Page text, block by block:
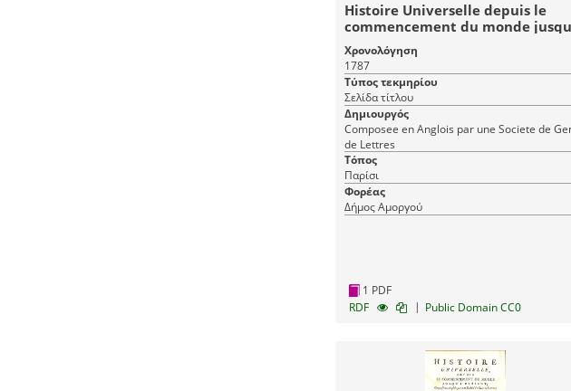
Histoire Universelle depuis le
commencement du monde
présent: Tome Cinquante-
Neuvieme (59) Histoire Moderne -
Histoire Universelle 99
Χρονολόγηση
1787
Τύπος τεκμηρίου
Σελίδα τίτλου
Δημιουργός
Composee en Anglois par une Societe de
de Lettres
Τόπος
Παρίσι
Φορέας
Δήμος Αμοργού
1 PDF
RDF
| Public Domain CC0